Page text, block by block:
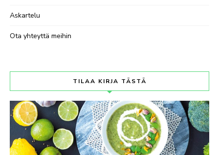
Askartelu
Ota yhteyttä meihin
TILAA KIRJA TÄSTÄ